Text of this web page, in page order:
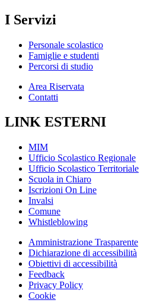
I Servizi
Personale scolastico
Famiglie e studenti
Percorsi di studio
Area Riservata
Contatti
LINK ESTERNI
MIM
Ufficio Scolastico Regionale
Ufficio Scolastico Territoriale
Scuola in Chiaro
Iscrizioni On Line
Invalsi
Comune
Whistleblowing
Amministrazione Trasparente
Dichiarazione di accessibilità
Obiettivi di accessibilità
Feedback
Privacy Policy
Cookie